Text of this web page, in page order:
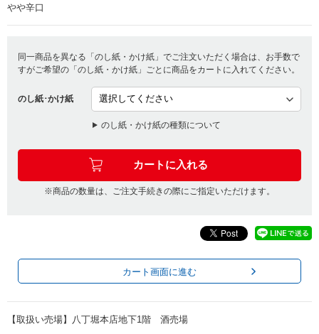
やや辛口
同一商品を異なる「のし紙・かけ紙」でご注文いただく場合は、お手数で
すがご希望の「のし紙・かけ紙」ごとに商品をカートに入れてください。
のし紙･かけ紙
のし紙・かけ紙の種類について
※商品の数量は、ご注文手続きの際にご指定いただけます。
カート画面に進む
【取扱い売場】八丁堀本店地下1階 酒売場